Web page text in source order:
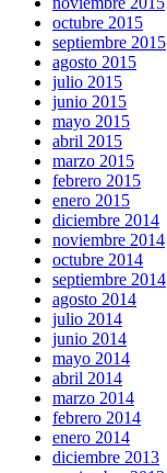
octubre 2015
septiembre 2015
agosto 2015
julio 2015
junio 2015
mayo 2015
abril 2015
marzo 2015
febrero 2015
enero 2015
diciembre 2014
noviembre 2014
octubre 2014
septiembre 2014
agosto 2014
julio 2014
junio 2014
mayo 2014
abril 2014
marzo 2014
febrero 2014
enero 2014
diciembre 2013